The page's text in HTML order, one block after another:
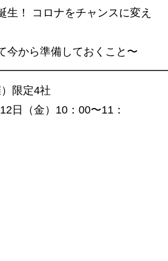
生！ コロナをチャンスに変え
今から準備しておくこと〜
限定4社
日（金）10：00〜11：